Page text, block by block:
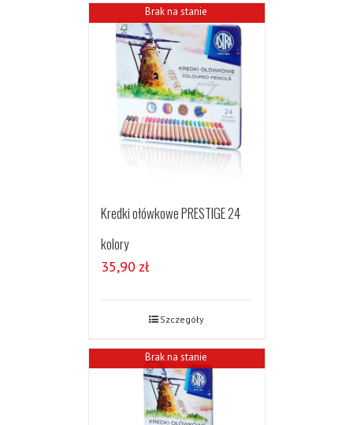
Brak na stanie
Kredki ołówkowe PRESTIGE 24
kolory
35,90 zł
Szczegóły
Brak na stanie